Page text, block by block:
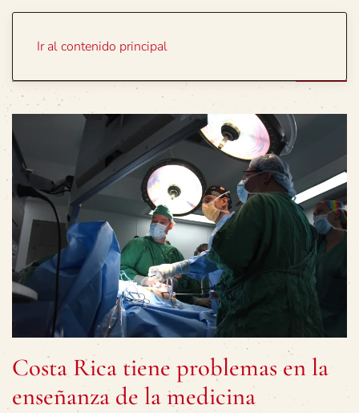
Ir al contenido principal
Costa Rica tiene problemas en la
enseñanza de la medicina